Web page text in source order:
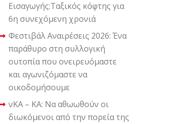
Εισαγωγής:Ταξικός κόφτης για
6η συνεχόμενη χρονιά
Φεστιβάλ Αναιρέσεις 2026: Ένα
παράθυρο στη συλλογική
ουτοπία που ονειρευόμαστε
και αγωνιζόμαστε να
οικοδομήσουμε
νΚΑ – ΚΑ: Να αθωωθούν οι
διωκόμενοι από την πορεία της